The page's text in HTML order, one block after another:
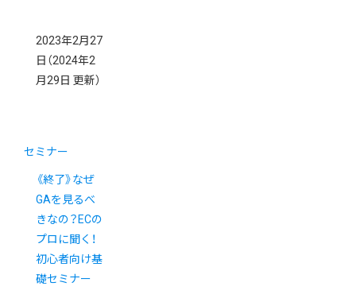
2023年2月27
日 （2024年2
月29日 更新）
セミナー
《終了》なぜ
GAを見るべ
きなの？ECの
プロに聞く！
初心者向け基
礎セミナー